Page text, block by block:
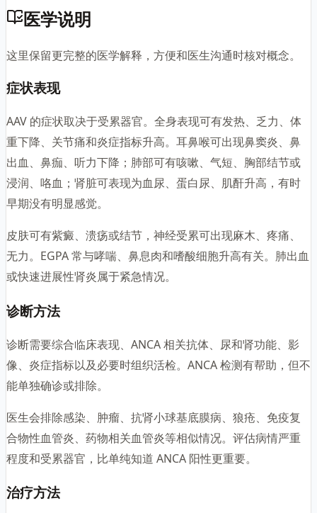
医学说明
这里保留更完整的医学解释，方便和医生沟通时核对概念。
症状表现
AAV 的症状取决于受累器官。全身表现可有发热、乏力、体
重下降、关节痛和炎症指标升高。耳鼻喉可出现鼻窦炎、鼻
出血、鼻痂、听力下降；肺部可有咳嗽、气短、胸部结节或
浸润、咯血；肾脏可表现为血尿、蛋白尿、肌酐升高，有时
早期没有明显感觉。
皮肤可有紫癜、溃疡或结节，神经受累可出现麻木、疼痛、
无力。EGPA 常与哮喘、鼻息肉和嗜酸细胞升高有关。肺出血
或快速进展性肾炎属于紧急情况。
诊断方法
诊断需要综合临床表现、ANCA 相关抗体、尿和肾功能、影
像、炎症指标以及必要时组织活检。ANCA 检测有帮助，但不
能单独确诊或排除。
医生会排除感染、肿瘤、抗肾小球基底膜病、狼疮、免疫复
合物性血管炎、药物相关血管炎等相似情况。评估病情严重
程度和受累器官，比单纯知道 ANCA 阳性更重要。
治疗方法